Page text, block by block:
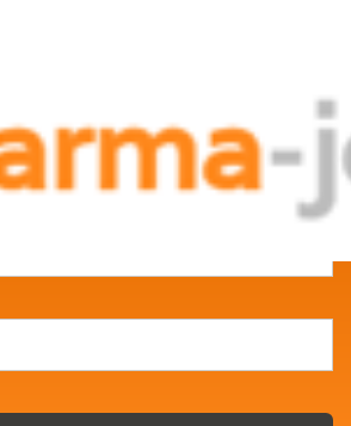
aus der